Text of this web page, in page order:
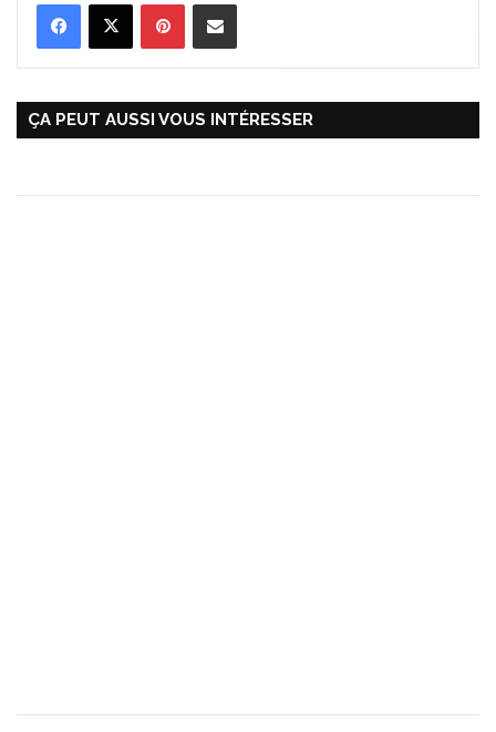
ÇA PEUT AUSSI VOUS INTÉRESSER